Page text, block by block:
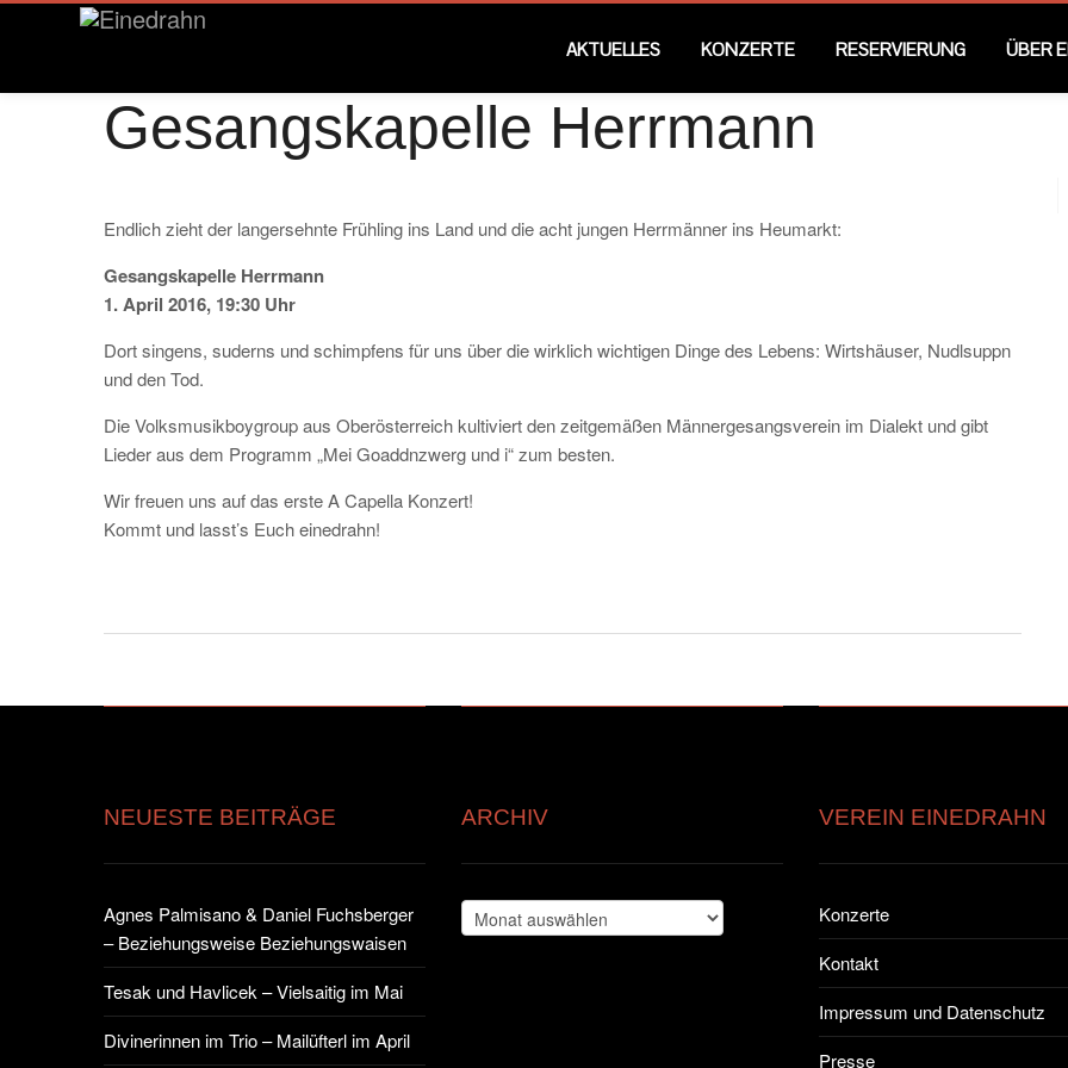
AKTUELLES KONZERTE RESERVIERUNG ÜBER
Gesangskapelle Herrmann
Endlich zieht der langersehnte Frühling ins Land und die acht jungen Herrmänner ins Heumarkt:
Gesangskapelle Herrmann
1. April 2016, 19:30 Uhr
Dort singens, suderns und schimpfens für uns über die wirklich wichtigen Dinge des Lebens: Wirtshäuser, Nudlsuppn
und den Tod.
Die Volksmusikboygroup aus Oberösterreich kultiviert den zeitgemäßen Männergesangsverein im Dialekt und gibt
Lieder aus dem Programm „Mei Goaddnzwerg und i“ zum besten.
Wir freuen uns auf das erste A Capella Konzert!
Kommt und lasst’s Euch einedrahn!
NEUESTE BEITRÄGE
Agnes Palmisano & Daniel Fuchsberger
– Beziehungsweise Beziehungswaisen
Tesak und Havlicek – Vielsaitig im Mai
Divinerinnen im Trio – Mailüfterl im April
ARCHIV
Archiv
VEREIN EINEDRAHN
Konzerte
Kontakt
Impressum und Datenschutz
Presse